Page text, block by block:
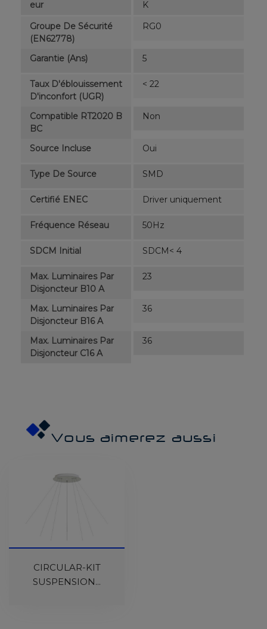
Eur
K
Groupe De Sécurité
(EN62778)
RG0
Garantie (ans) 5
Taux D'éblouissement
D'inconfort (UGR)
< 22
Compatible RT2020 B
BC
Non
Source Incluse Oui
Type De Source SMD
Certifié ENEC Driver uniquement
Fréquence Réseau 50Hz
SDCM Initial SDCM< 4
Max. Luminaires Par
Disjoncteur B10 A
23
Max. Luminaires Par
Disjoncteur B16 A
36
Max. Luminaires Par
Disjoncteur C16 A
36
Vous aimerez aussi
Réapprovisionnement
CIRCULAR-KIT
SUSPENSION...